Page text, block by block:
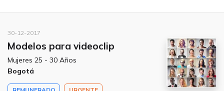
30-12-2017
Modelos para videoclip
Mujeres 25 - 30 Años
Bogotá